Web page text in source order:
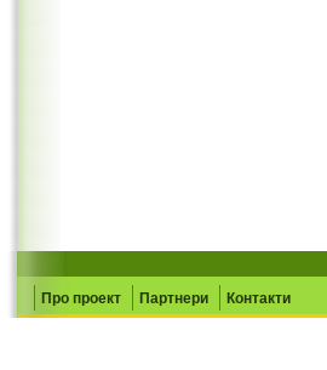
Про проект Партнери Контакти